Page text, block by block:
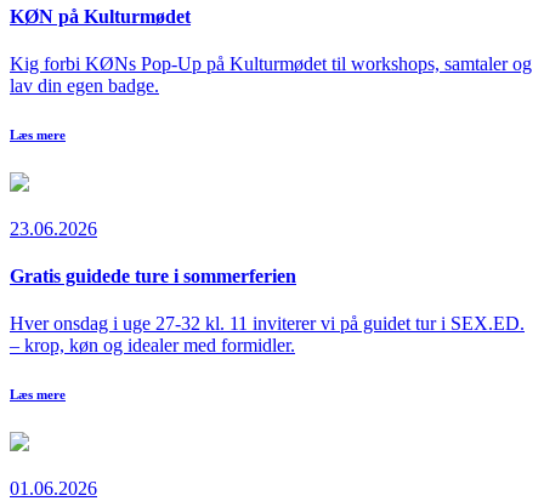
KØN på Kulturmødet
Kig forbi KØNs Pop-Up på Kulturmødet til workshops, samtaler og
lav din egen badge.
Læs mere
23.06.2026
Gratis guidede ture i sommerferien
Hver onsdag i uge 27-32 kl. 11 inviterer vi på guidet tur i SEX.ED.
– krop, køn og idealer med formidler.
Læs mere
01.06.2026